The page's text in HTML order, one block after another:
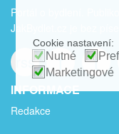
Portál o bydlení.
JakBydlet.cz je bez
rss f t
INFORMACE
Redakce
Cookie nastavení:
Nutné
Marketingové